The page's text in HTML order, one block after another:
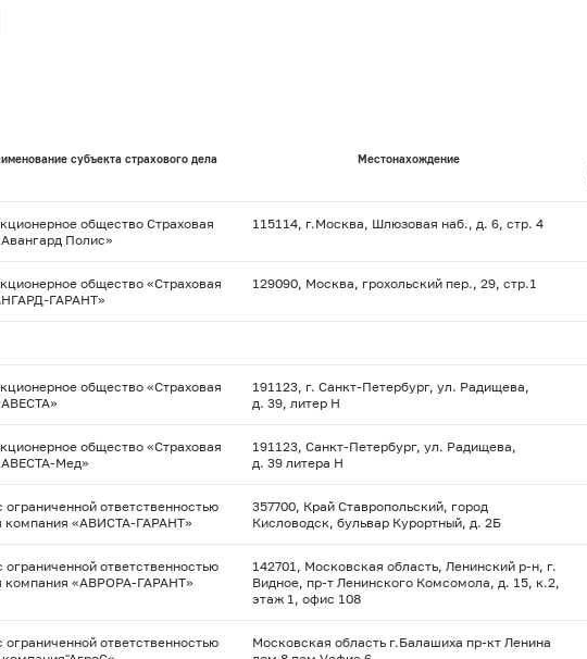
субъекта страхового дела Местонахождение
общество Страховая
Полис»
115114, г.Москва, Шлюзовая наб., д. 6, стр. 4
общество «Страховая
ГАРАНТ»
129090, Москва, грохольский пер., 29, стр.1
общество «Страховая
191123, г. Санкт-Петербург, ул. Радищева,
д. 39, литер Н
общество «Страховая
Мед»
191123, Санкт-Петербург, ул. Радищева,
д. 39 литера Н
ответственностью
компания «АВИСТА-ГАРАНТ»
357700, Край Ставропольский, город
Кисловодск, бульвар Курортный, д. 2Б
ответственностью
компания «АВРОРА-ГАРАНТ»
142701, Московская область, Ленинский р-н, г.
Видное, пр-т Ленинского Комсомола, д. 15, к.2,
этаж 1, офис 108
ответственностью
Московская область г.Балашиха пр-кт Ленина